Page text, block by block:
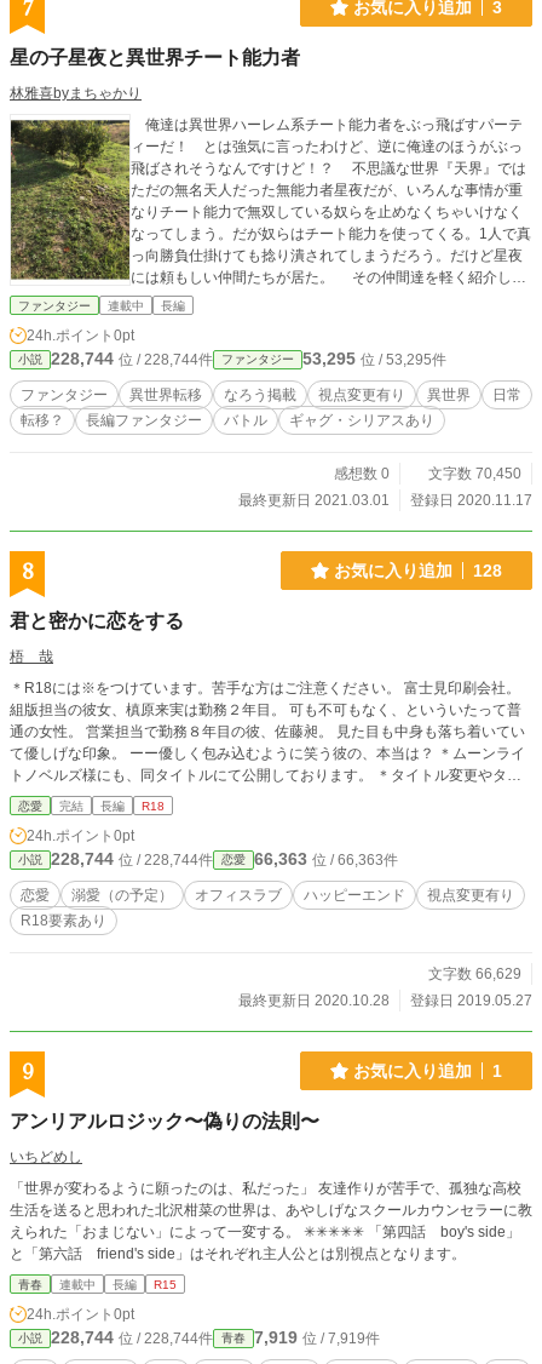
7 お気に入り追加 3
星の子星夜と異世界チート能力者
林雅喜byまちゃかり
俺達は異世界ハーレム系チート能力者をぶっ飛ばすパーテ
ィーだ！ とは強気に言ったわけど、逆に俺達のほうがぶっ
飛ばされそうなんですけど！？ 不思議な世界『天界』では
ただの無名天人だった無能力者星夜だが、いろんな事情が重
なりチート能力で無双している奴らを止めなくちゃいけなく
なってしまう。だが奴らはチート能力を使ってくる。1人で真
っ向勝負仕掛けても捻り潰されてしまうだろう。だけど星夜
には頼もしい仲間たちが居た。 その仲間達を軽く紹介して
みよう。 女が趣味のイキリ男。すぐ気絶する破壊魔。後方
人。 星夜はこの生命の危機を乗り越えて異世界チート能力
者をぶっ飛ばすことができるのか！？ ◇◇◇◇◇◇◇◇◇◇
◇◇◇◇◇◇◇◇◇◇◇◇◇ 星夜と愉快な仲間達の戦いが
開幕します。主にギャグ展開だがシリアスになる時もありや
す！ ◇小説家になろう様で『星の子星夜はぶっ飛ばし隊〜異
たいが奴らはマジで強い。真面目にやっても勝てないから不
真面目に頑張ります』というタイトルで公開しています。
ファンタジー 連載中 長編
24h.ポイント 0pt
小説 228,744 位 / 228,744件 ファンタジー 53,295 位 / 53,295件
ファンタジー 異世界転移 なろう掲載 視点変更有り 異世界
日常
転移？
長編ファンタジー バトル ギャグ・シリアスあり
感想数 0
文字数 70,450
最終更新日 2021.03.01
登録日 2020.11.17
8 お気に入り追加 128
君と密かに恋をする
梧 哉
＊R18には※をつけています。苦手な方はご注意ください。 富士見印刷会社。
組版担当の彼女、槙原来実は勤務２年目。 可も不可もなく、といういたって普
通の女性。 営業担当で勤務８年目の彼、佐藤昶。 見た目も中身も落ち着いてい
て優しげな印象。 ーー優しく包み込むように笑う彼の、本当は？ ＊ムーンライ
トノベルズ様にも、同タイトルにて公開しております。 ＊タイトル変更やタグ
の追加・削除等をする場合があります。 ＊投稿日時は不定期です。 ＊誤字・脱
字等の訂正は見つけ次第、行います。その際の通知等はいたしませんので、あら
かじめご了承ください。 ＊投稿初心者です。手探り状態でのスタートですの
で、暖かく見守っていただけると幸いです。
恋愛 完結 長編 R18
24h.ポイント 0pt
小説 228,744 位 / 228,744件 恋愛 66,363 位 / 66,363件
恋愛 溺愛（の予定） オフィスラブ ハッピーエンド
視点変更有り
R18要素あり
文字数 66,629
最終更新日 2020.10.28
登録日 2019.05.27
9 お気に入り追加 1
アンリアルロジック〜偽りの法則〜
いちどめし
「世界が変わるように願ったのは、私だった」 友達作りが苦手で、孤独な高校
生活を送ると思われた北沢柑菜の世界は、あやしげなスクールカウンセラーに教
えられた「おまじない」によって一変する。 ✳︎✳︎✳︎✳︎✳︎ 「第四話 boy's side」
と「第六話 friend's side」はそれぞれ主人公とは別視点となります。
青春 連載中 長編 R15
24h.ポイント 0pt
小説 228,744 位 / 228,744件 青春 7,919 位 / 7,919件